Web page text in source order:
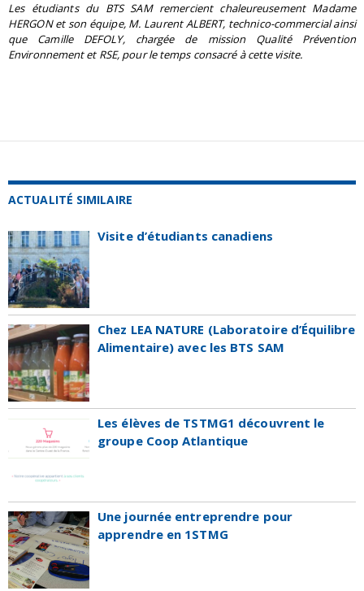
Les étudiants du BTS SAM remercient chaleureusement Madame
HERGON et son équipe, M. Laurent ALBERT, technico-commercial ainsi
que Camille DEFOLY, chargée de mission Qualité Prévention
Environnement et RSE, pour le temps consacré à cette visite.
ACTUALITÉ SIMILAIRE
Visite d’étudiants canadiens
Chez LEA NATURE (Laboratoire d’Équilibre
Alimentaire) avec les BTS SAM
Les élèves de TSTMG1 découvrent le
groupe Coop Atlantique
Une journée entreprendre pour
apprendre en 1STMG